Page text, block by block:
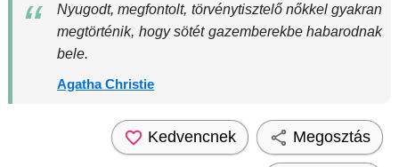
Nyugodt, megfontolt, törvénytisztelő nőkkel gyakran
megtörténik, hogy sötét gazemberekbe habarodnak
bele.
Agatha Christie
Kedvencnek Megosztás